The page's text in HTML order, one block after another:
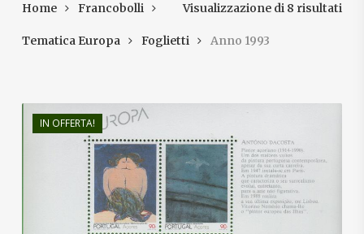
Visualizzazione di 8 risultati
Home Francobolli
Tematica Europa Foglietti Anno 1993
IN OFFERTA!
€6,00
€3,60